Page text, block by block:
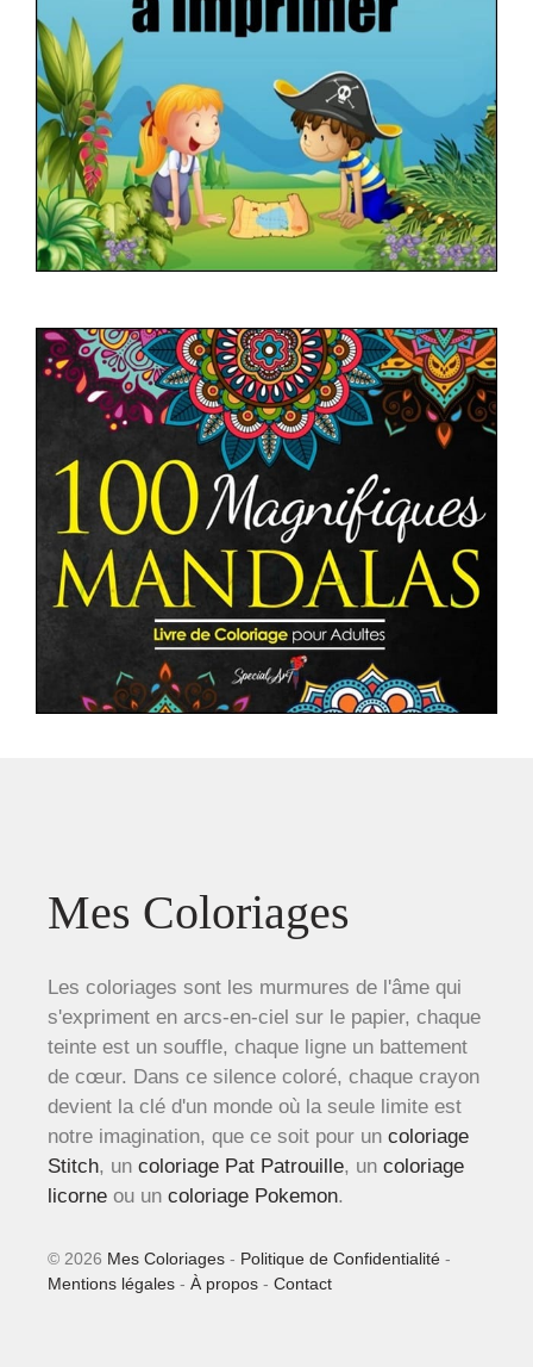
Mes Coloriages
Les coloriages sont les murmures de l'âme qui
s'expriment en arcs-en-ciel sur le papier, chaque
teinte est un souffle, chaque ligne un battement
de cœur. Dans ce silence coloré, chaque crayon
devient la clé d'un monde où la seule limite est
notre imagination, que ce soit pour un coloriage
Stitch, un coloriage Pat Patrouille, un coloriage
licorne ou un coloriage Pokemon.
© 2026 Mes Coloriages - Politique de Confidentialité -
Mentions légales - À propos - Contact